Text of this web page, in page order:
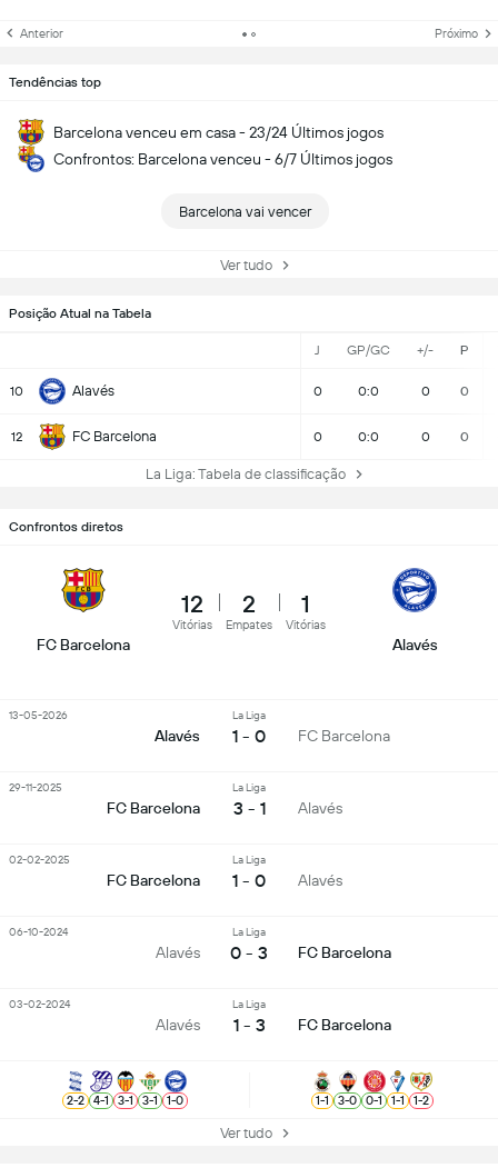
Anterior Próximo
Tendências top
Barcelona venceu em casa - 23/24 Últimos jogos
Confrontos: Barcelona venceu - 6/7 Últimos jogos
Barcelona vai vencer
Ver tudo
Posição Atual na Tabela
J GP/GC +/- P
10 Alavés 0 0:0 0 0
12 FC Barcelona 0 0:0 0 0
La Liga: Tabela de classificação
Confrontos diretos
FC Barcelona
12
Vitórias
2
Empates
1
Vitórias
Alavés
Alavés
La Liga
1 - 0 FC Barcelona
13-05-2026
FC Barcelona
La Liga
3 - 1 Alavés
29-11-2025
FC Barcelona
La Liga
1 - 0 Alavés
02-02-2025
Alavés
La Liga
0 - 3 FC Barcelona
06-10-2024
Alavés
La Liga
1 - 3 FC Barcelona
03-02-2024
2-2 4-1 3-1 3-1 1-0 1-1 3-0 0-1 1-1 1-2
Ver tudo